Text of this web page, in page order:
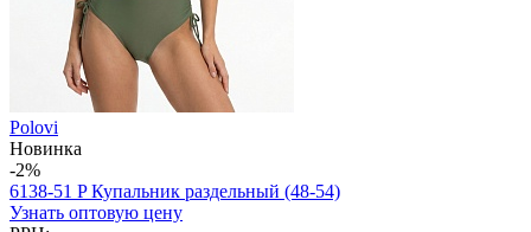
Polovi
Новинка
-2%
6138-51 P Купальник раздельный (48-54)
Узнать оптовую цену